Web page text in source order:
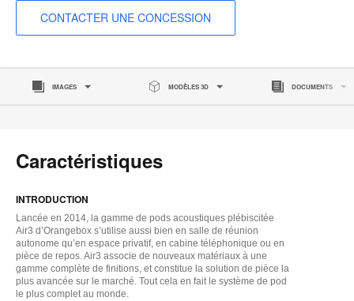
CONTACTER UNE CONCESSION
IMAGES MODÈLES 3D DOCUMENTS
Caractéristiques
INTRODUCTION
Lancée en 2014, la gamme de pods acoustiques plébiscitée
Air3 d’Orangebox s’utilise aussi bien en salle de réunion
autonome qu’en espace privatif, en cabine téléphonique ou en
pièce de repos. Air3 associe de nouveaux matériaux à une
gamme complète de finitions, et constitue la solution de pièce la
plus avancée sur le marché. Tout cela en fait le système de pod
le plus complet au monde.